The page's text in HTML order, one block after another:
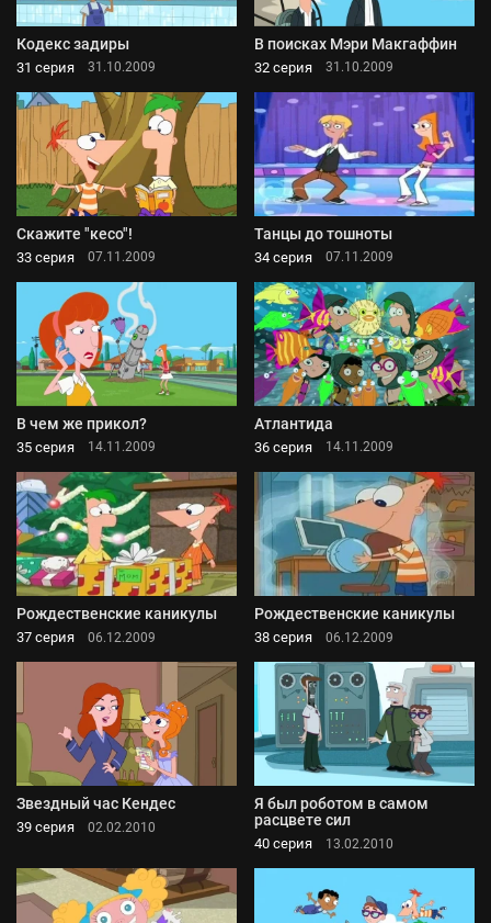
Кодекс задиры
31 серия 31.10.2009
В поисках Мэри Макгаффин
32 серия 31.10.2009
Скажите "кесо"!
33 серия 07.11.2009
Танцы до тошноты
34 серия 07.11.2009
В чем же прикол?
35 серия 14.11.2009
Атлантида
36 серия 14.11.2009
Рождественские каникулы
37 серия 06.12.2009
Рождественские каникулы
38 серия 06.12.2009
Звездный час Кендес
39 серия 02.02.2010
Я был роботом в самом
расцвете сил
40 серия 13.02.2010